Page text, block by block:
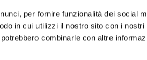
per fornire funzionalità dei social
in cui utilizzi il nostro sito con i
combinarle con altre